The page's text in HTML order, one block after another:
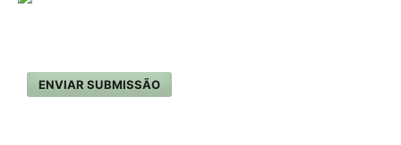
ENVIAR SUBMISSÃO